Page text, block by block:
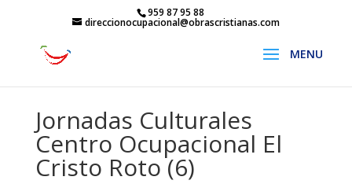
959 87 95 88
direccionocupacional@obrascristianas.com
Jornadas Culturales
Centro Ocupacional El
Cristo Roto (6)